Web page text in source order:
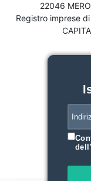
22046
Registro imprese
dell'